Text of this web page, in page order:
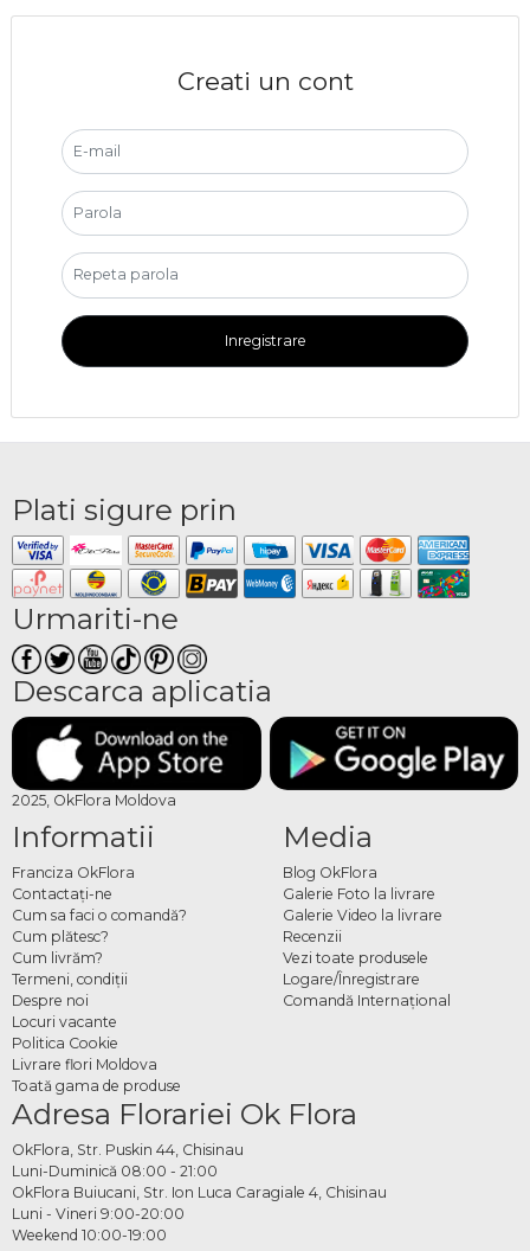
Creati un cont
Inregistrare
Plati sigure prin
Urmariti-ne
Descarca aplicatia
2025, OkFlora Moldova
Informatii
Franciza OkFlora
Contactaţi-ne
Cum sa faci o comandă?
Cum plătesc?
Cum livrăm?
Termeni, condiţii
Despre noi
Locuri vacante
Politica Cookie
Livrare flori Moldova
Toată gama de produse
Media
Blog OkFlora
Galerie Foto la livrare
Galerie Video la livrare
Recenzii
Vezi toate produsele
Logare/Înregistrare
Comandă Internațional
Adresa Florariei Ok Flora
OkFlora, Str. Puskin 44, Chisinau
Luni-Duminică 08:00 - 21:00
OkFlora Buiucani, Str. Ion Luca Caragiale 4, Chisinau
Luni - Vineri 9:00-20:00
Weekend 10:00-19:00